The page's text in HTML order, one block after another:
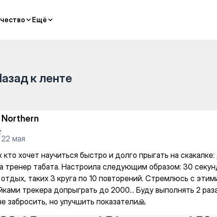
Ещё
Ещё и долго прыгать на
к ленте
Northern
22 мая
кто хочет научиться быстро и долго прыгать на
тренер табата. Настроила следующим образом: 30
таких 3 круга по 10 повторений. Стремлюсь с
трекера допрыграть до 2000... Буду выполнять 2
забросить, но улучшить показатели🙏